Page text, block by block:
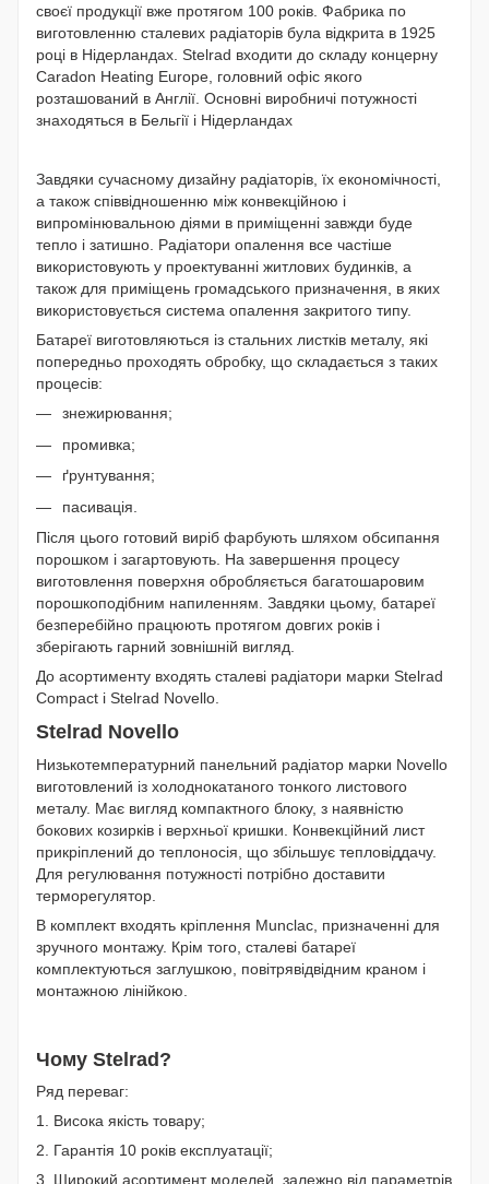
своєї продукції вже протягом 100 років. Фабрика по
виготовленню сталевих радіаторів була відкрита в 1925
році в Нідерландах. Stelrad входити до складу концерну
Caradon Heating Europe, головний офіс якого
розташований в Англії. Основні виробничі потужності
знаходяться в Бельгії і Нідерландах
Завдяки сучасному дизайну радіаторів, їх економічності,
а також співвідношенню між конвекційною і
випромінювальною діями в приміщенні завжди буде
тепло і затишно. Радіатори опалення все частіше
використовують у проектуванні житлових будинків, а
також для приміщень громадського призначення, в яких
використовується система опалення закритого типу.
Батареї виготовляються із стальних листків металу, які
попередньо проходять обробку, що складається з таких
процесів:
знежирювання;
промивка;
ґрунтування;
пасивація.
Після цього готовий виріб фарбують шляхом обсипання
порошком і загартовують. На завершення процесу
виготовлення поверхня обробляється багатошаровим
порошкоподібним напиленням. Завдяки цьому, батареї
безперебійно працюють протягом довгих років і
зберігають гарний зовнішній вигляд.
До асортименту входять сталеві радіатори марки Stelrad
Compact і Stelrad Novello.
Stelrad Novello
Низькотемпературний панельний радіатор марки Novello
виготовлений із холоднокатаного тонкого листового
металу. Має вигляд компактного блоку, з наявністю
бокових козирків і верхньої кришки. Конвекційний лист
прикріплений до теплоносія, що збільшує тепловіддачу.
Для регулювання потужності потрібно доставити
терморегулятор.
В комплект входять кріплення Munclac, призначенні для
зручного монтажу. Крім того, сталеві батареї
комплектуються заглушкою, повітрявідвідним краном і
монтажною лінійкою.
Чому Stelrad?
Ряд переваг:
1. Висока якість товару;
2. Гарантія 10 років експлуатації;
3. Широкий асортимент моделей, залежно від параметрів